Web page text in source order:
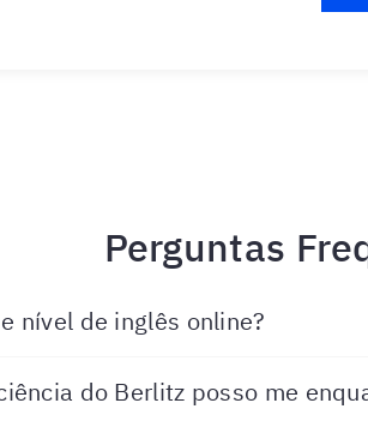
Perguntas
nível de inglês online?
do Berlitz posso me